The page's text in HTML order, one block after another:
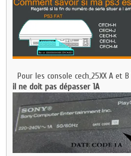
Pour les console cech_25XX A et B
il ne doit pas dépasser 1A